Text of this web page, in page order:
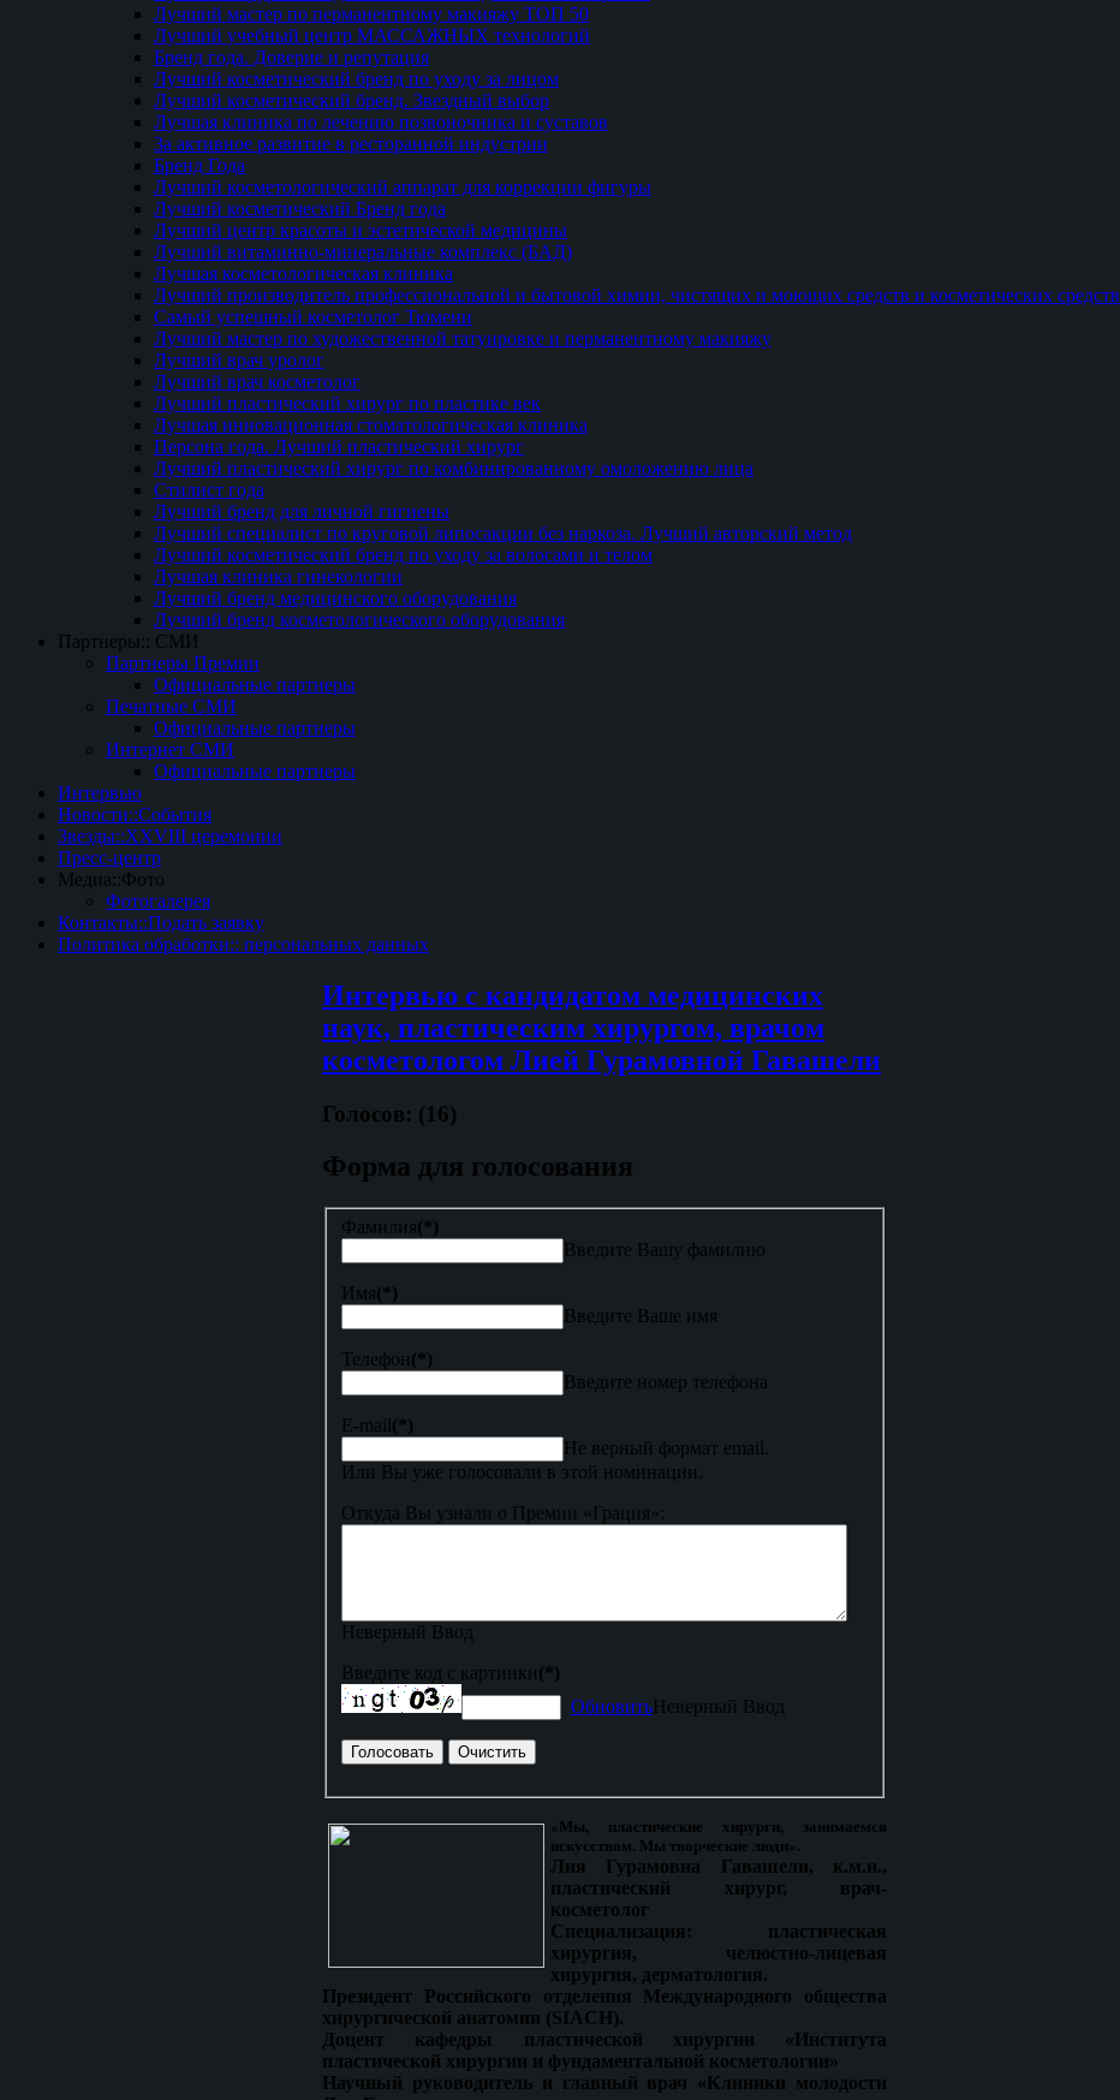
Лучший мастер по перманентному макияжу ТОП 50
Лучший учебный центр МАССАЖНЫХ технологий
Бренд года. Доверие и репутация
Лучший косметический бренд по уходу за лицом
Лучший косметический бренд. Звездный выбор
Лучшая клиника по лечению позвоночника и суставов
За активное развитие в ресторанной индустрии
Бренд Года
Лучший косметологический аппарат для коррекции фигуры
Лучший косметический Бренд года
Лучший центр красоты и эстетической медицины
Лучший витаминно-минеральные комплекс (БАД)
Лучшая косметологическая клиника
Лучший производитель профессиональной и бытовой химии, чистящих и моющих средств и косметических средств
Самый успешный косметолог Тюмени
Лучший мастер по художественной татуировке и перманентному макияжу
Лучший врач уролог
Лучший врач косметолог
Лучший пластический хирург по пластике век
Лучшая инновационная стоматологическая клиника
Персона года. Лучший пластический хирург
Лучший пластический хирург по комбинированному омоложению лица
Стилист года
Лучший бренд для личной гигиены
Лучший специалист по круговой липосакции без наркоза. Лучший авторский метод
Лучший косметический бренд по уходу за волосами и телом
Лучшая клиника гинекологии
Лучший бренд медицинского оборудования
Лучший бренд косметологического оборудования
Партнеры:: СМИ
Партнеры Премии
Официальные партнеры
Печатные СМИ
Официальные партнеры
Интернет СМИ
Официальные партнеры
Интервью
Новости::События
Звезды::XXVIII церемонии
Пресс-центр
Медиа::Фото
Фотогалерея
Контакты::Подать заявку
Политика обработки:: персональных данных
Интервью с кандидатом медицинских
наук, пластическим хирургом, врачом
косметологом Лией Гурамовной Гавашели
Голосов: (16)
Форма для голосования
Фамилия(*)
Введите Вашу фамилию
Имя(*)
Введите Ваше имя
Телефон(*)
Введите номер телефона
E-mail(*)
Не верный формат email.
Или Вы уже голосовали в этой номинации.
Откуда Вы узнали о Премии «Грация»:
Неверный Ввод
Введите код с картинки(*)
ОбновитьНеверный Ввод
«Мы, пластические хирурги, занимаемся
искусством. Мы творческие люди».
Лия Гурамовна Гавашели, к.м.н.,
пластический хирург, врач-
косметолог
Специализация: пластическая
хирургия, челюстно-лицевая
хирургия, дерматология.
Президент Российского отделения Международного общества
хирургической анатомии (SIACH).
Доцент кафедры пластической хирургии «Института
пластической хирургии и фундаментальной косметологии»
Научный руководитель и главный врач «Клиники молодости